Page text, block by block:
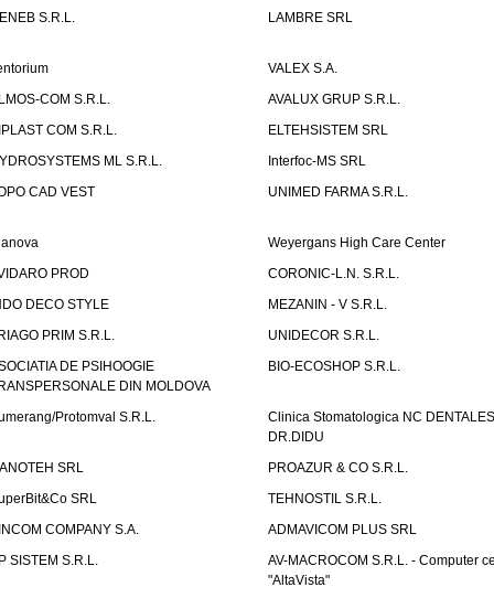
S.R.L.
LAMBRE SRL
VALEX S.A.
COM S.R.L.
AVALUX GRUP S.R.L.
COM S.R.L.
ELTEHSISTEM SRL
ML S.R.L.
Interfoc-MS SRL
CAD VEST
UNIMED FARMA S.R.L.
Weyergans High Care Center
PROD
CORONIC-L.N. S.R.L.
DECO STYLE
MEZANIN - V S.R.L.
PRIM S.R.L.
UNIDECOR S.R.L.
DE PSIHOOGIE
DIN MOLDOVA
BIO-ECOSHOP S.R.L.
Protomval S.R.L.
Clinica Stomatologica NC DENTALES
DR.DIDU
SRL
PROAZUR & CO S.R.L.
SRL
TEHNOSTIL S.R.L.
COMPANY S.A.
ADMAVICOM PLUS SRL
SISTEM S.R.L.
AV-MACROCOM S.R.L. - Computer
"AltaVista"